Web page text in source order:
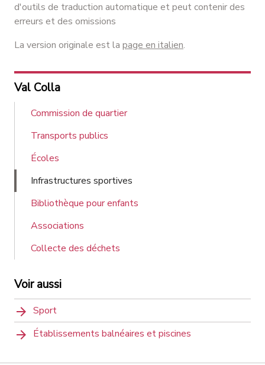
d'outils de traduction automatique et peut contenir des
erreurs et des omissions
La version originale est la page en italien.
Val Colla
Commission de quartier
Transports publics
Écoles
Infrastructures sportives
Bibliothèque pour enfants
Associations
Collecte des déchets
Voir aussi
Sport
Établissements balnéaires et piscines